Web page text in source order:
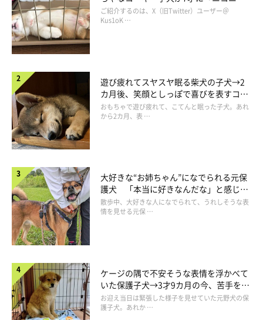
2匹の微笑ましい姿を見たInstagramユーザーからは、「恋人かの
ような寝方」「幸せですね〜こちらもほっこり」「幸せがぎゅう
ぎゅう」「お互い信頼しきってますねー」
コ“コーギースマイル”が魅力のコに成
長！
ご紹介するのは、X（旧Twitter）ユーザー＠
Kus1oK …
遊び疲れてスヤスヤ眠る柴犬の子犬→2
カ月後、笑顔としっぽで喜びを表すコに
成長！
おもちゃで遊び疲れて、こてんと眠った子犬。あれ
から2カ月、表 …
大好きな“お姉ちゃん”になでられる元保
護犬 「本当に好きなんだな」と感じる
表情にほっこり
散歩中、大好きな人になでられて、うれしそうな表
情を見せる元保 …
ケージの隅で不安そうな表情を浮かべて
いた保護子犬→3才9カ月の今、苦手を克
服し頼もしいコに成長！
お迎え当日は緊張した様子を見せていた元野犬の保
護子犬。あれか …